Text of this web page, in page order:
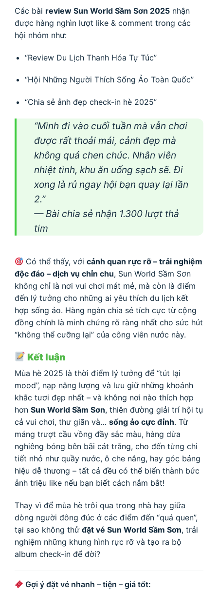
Các bài review Sun World Sầm Sơn 2025 nhận
được hàng nghìn lượt like & comment trong các
hội nhóm như:
“Review Du Lịch Thanh Hóa Tự Túc”
“Hội Những Người Thích Sống Ảo Toàn Quốc”
“Chia sẻ ảnh đẹp check-in hè 2025”
“Mình đi vào cuối tuần mà vẫn chơi
được rất thoải mái, cảnh đẹp mà
không quá chen chúc. Nhân viên
nhiệt tình, khu ăn uống sạch sẽ. Đi
xong là rủ ngay hội bạn quay lại lần
2.”
— Bài chia sẻ nhận 1.300 lượt thả
tim
Có thể thấy, vớicảnh quan rực rỡ – trải nghiệm
độc đáo – dịch vụ chỉn chu, Sun World Sầm Sơn
không chỉ là nơi vui chơi mát mẻ, mà còn là điểm
đến lý tưởng cho những ai yêu thích du lịch kết
hợp sống ảo. Hàng ngàn chia sẻ tích cực từ cộng
đồng chính là minh chứng rõ ràng nhất cho sức hút
“không thể cưỡng lại” của công viên nước này.
Kết luận
Mùa hè 2025 là thời điểm lý tưởng để “tút lại
mood”, nạp năng lượng và lưu giữ những khoảnh
khắc tươi đẹp nhất – và không nơi nào thích hợp
hơn Sun World Sầm Sơn, thiên đường giải trí hội tụ
cả vui chơi, thư giãn và… sống ảo cực đỉnh. Từ
máng trượt cầu vồng đầy sắc màu, hàng dừa
nghiêng bóng bên bãi cát trắng, cho đến từng chi
tiết nhỏ như quầy nước, ô che nắng, hay góc bảng
hiệu dễ thương – tất cả đều có thể biến thành bức
ảnh triệu like nếu bạn biết cách nắm bắt!
Thay vì để mùa hè trôi qua trong nhà hay giữa
dòng người đông đúc ở các điểm đến “quá quen”,
tại sao không thử đặt vé Sun World Sầm Sơn, trải
nghiệm những khung hình rực rỡ và tạo ra bộ
album check-in để đời?
Gợi ý đặt vé nhanh – tiện – giá tốt: